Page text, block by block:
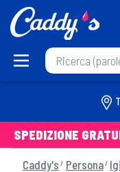
SPEDIZIONE
Caddy's Persona